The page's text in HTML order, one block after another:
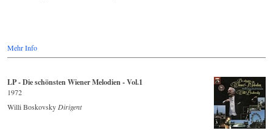
Mehr Info
LP - Die schönsten Wiener Melodien - Vol.1
1972
Willi Boskovsky Dirigent